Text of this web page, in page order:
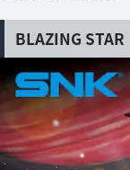
BLAZING STAR